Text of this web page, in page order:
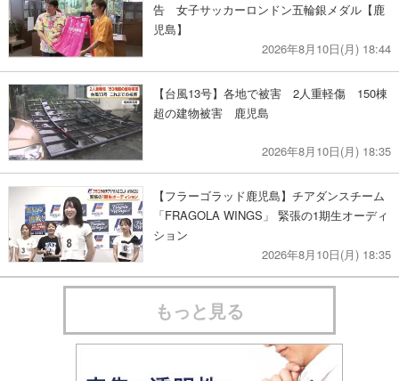
告 女子サッカーロンドン五輪銀メダル【鹿
児島】
2026年8月10日(月) 18:44
【台風13号】各地で被害 2人重軽傷 150棟
超の建物被害 鹿児島
2026年8月10日(月) 18:35
【フラーゴラッド鹿児島】チアダンスチーム
「FRAGOLA WINGS」 緊張の1期生オーディ
ション
2026年8月10日(月) 18:35
もっと見る